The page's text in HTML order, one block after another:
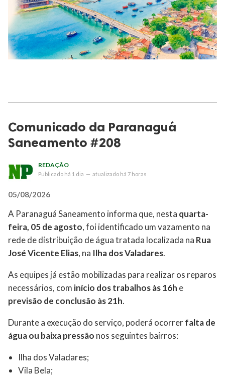
Comunicado da Paranaguá
Saneamento #208
REDAÇÃO
Publicado há 1 dia — atualizado há 7 horas
05/08/2026
A Paranaguá Saneamento informa que, nesta quarta-
feira, 05 de agosto, foi identificado um vazamento na
rede de distribuição de água tratada localizada na Rua
José Vicente Elias, na Ilha dos Valadares.
As equipes já estão mobilizadas para realizar os reparos
necessários, com início dos trabalhos às 16h e
previsão de conclusão às 21h.
Durante a execução do serviço, poderá ocorrerfalta de
água ou baixa pressão nos seguintes bairros:
Ilha dos Valadares;
Vila Bela;